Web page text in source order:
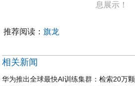
息展示！
推荐阅读：旗龙
相关新闻
华为推出全球最快AI训练集群：检索20万